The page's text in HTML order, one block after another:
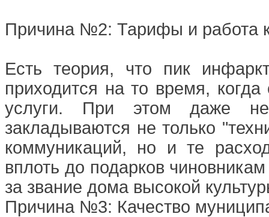
Причина №2: Тарифы и работа
Есть теория, что пик
приходится на то время,
услуги. При этом даже
закладываются не только
коммуникаций, но и те
вплоть до подарков
за звание дома высокой
Причина №3: Качество